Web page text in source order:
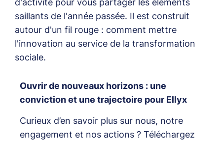
d'activité pour vous partager les éléments
saillants de l'année passée. Il est construit
autour d'un fil rouge : comment mettre
l'innovation au service de la transformation
sociale.
Ouvrir de nouveaux horizons : une
conviction et une trajectoire pour Ellyx
Curieux d’en savoir plus sur nous, notre
engagement et nos actions ? Téléchargez